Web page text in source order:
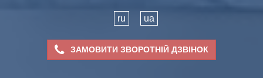
ru ua
ЗАМОВИТИ ЗВОРОТНІЙ ДЗВІНОК